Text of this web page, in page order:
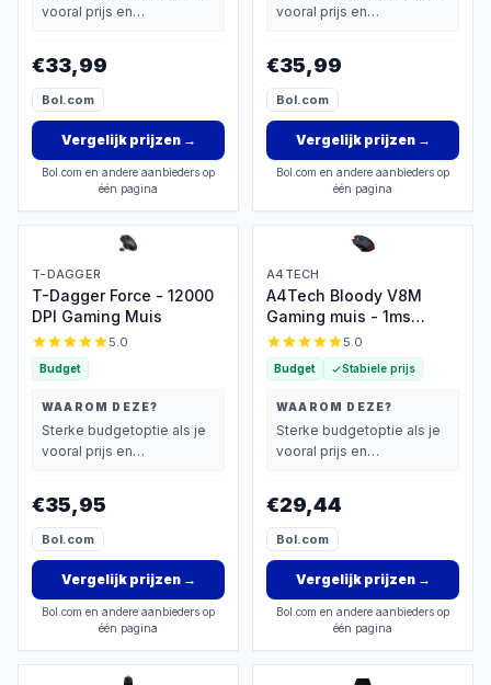
vooral prijs en
€33,99
Bol.com
Vergelijk prijzen→
Bol.com en andere aanbieders op
één pagina
vooral prijs en
€35,99
Bol.com
Vergelijk prijzen→
Bol.com en andere aanbieders op
één pagina
T-DAGGER
T-Dagger Force - 12000
DPI Gaming Muis
5.0
Budget
WAAROM DEZE?
Sterke budgetoptie als je
vooral prijs en
€35,95
Bol.com
Vergelijk prijzen→
Bol.com en andere aanbieders op
één pagina
A4TECH
A4Tech Bloody V8M
Gaming muis - 1ms
responstijd, 8 knoppen
5.0
Budget Stabiele prijs
WAAROM DEZE?
Sterke budgetoptie als je
vooral prijs en
€29,44
Bol.com
Vergelijk prijzen→
Bol.com en andere aanbieders op
één pagina